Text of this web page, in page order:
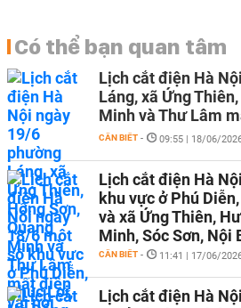
Có thể bạn quan tâm
Lịch cắt điện Hà
Láng, xã Ứng
Minh và Thư Lâm
CẦN BIẾT - 09:55 | 18/06/
Lịch cắt điện Hà
khu vực ở Phú
và xã Ứng Thiên,
Minh, Sóc Sơn,
CẦN BIẾT - 11:41 | 17/06/
Lịch cắt điện Hà